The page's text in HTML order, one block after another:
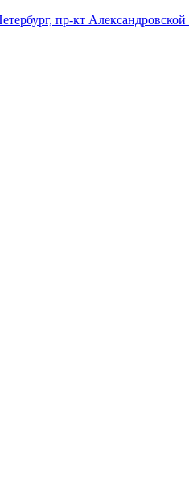
пр-кт